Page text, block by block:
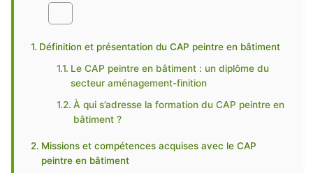
Définition et présentation du CAP peintre en bâtiment
Le CAP peintre en bâtiment : un diplôme du
secteur aménagement-finition
À qui s’adresse la formation du CAP peintre en
bâtiment ?
Missions et compétences acquises avec le CAP
peintre en bâtiment